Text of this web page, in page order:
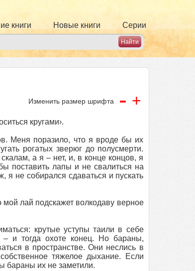
книги Новые книги Серии
Изменить размер шрифта - +
кругами›.
Меня поразило, что я вроде бы их
рогатых зверюг до полусмерти.
а я – нет, и, в конце концов, я
поставить лапы и не свалиться на
не собирался сдаваться и пускать
мой лай подскажет волкодаву верное
крутые уступы таили в себе
– и тогда охоте конец. Но бараны,
в пространстве. Они неслись в
тяжелое дыхание. Если
бараны их не заметили.